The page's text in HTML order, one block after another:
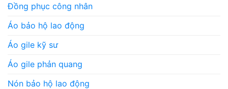
Đồng phục công nhân
Áo bảo hộ lao động
Áo gile kỹ sư
Áo gile phản quang
Nón bảo hộ lao động